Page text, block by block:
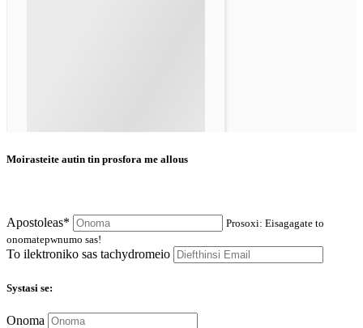
Moirasteite autin tin prosfora me allous
Apostoleas*
Prosoxi: Eisagagate to
onomatepwnumo sas!
To ilektroniko sas tachydromeio
Systasi se:
Onoma